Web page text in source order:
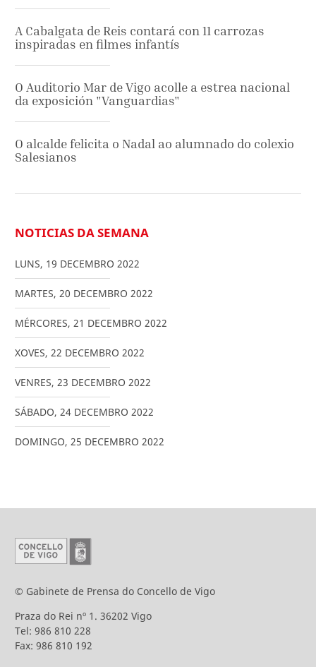
A Cabalgata de Reis contará con 11 carrozas
inspiradas en filmes infantís
O Auditorio Mar de Vigo acolle a estrea nacional
da exposición "Vanguardias"
O alcalde felicita o Nadal ao alumnado do colexio
Salesianos
NOTICIAS DA SEMANA
LUNS, 19 DECEMBRO 2022
MARTES, 20 DECEMBRO 2022
MÉRCORES, 21 DECEMBRO 2022
XOVES, 22 DECEMBRO 2022
VENRES, 23 DECEMBRO 2022
SÁBADO, 24 DECEMBRO 2022
DOMINGO, 25 DECEMBRO 2022
© Gabinete de Prensa do Concello de Vigo
Praza do Rei nº 1. 36202 Vigo
Tel: 986 810 228
Fax: 986 810 192